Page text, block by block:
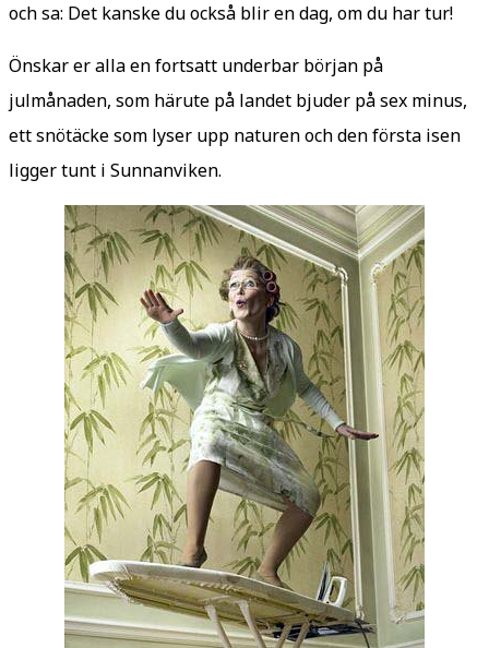
och sa: Det kanske du också blir en dag, om du har tur!
Önskar er alla en fortsatt underbar början på
julmånaden, som härute på landet bjuder på sex minus,
ett snötäcke som lyser upp naturen och den första isen
ligger tunt i Sunnanviken.